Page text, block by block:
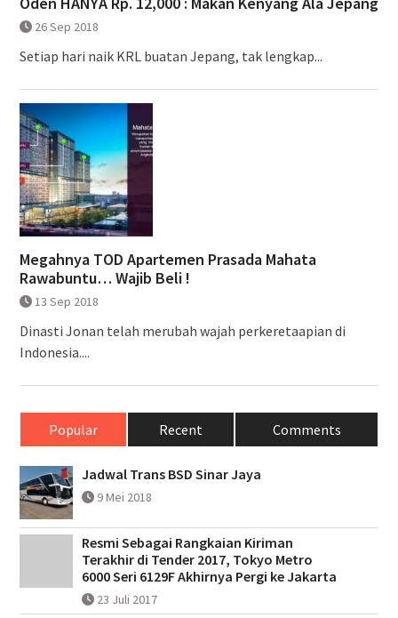
26 Sep 2018
Setiap hari naik KRL buatan Jepang, tak lengkap...
Megahnya TOD Apartemen Prasada Mahata
Rawabuntu… Wajib Beli !
13 Sep 2018
Dinasti Jonan telah merubah wajah perkeretaapian di
Indonesia....
Popular Recent Comments
Jadwal Trans BSD Sinar Jaya
9 Mei 2018
Resmi Sebagai Rangkaian Kiriman
Terakhir di Tender 2017, Tokyo Metro
6000 Seri 6129F Akhirnya Pergi ke Jakarta
23 Juli 2017